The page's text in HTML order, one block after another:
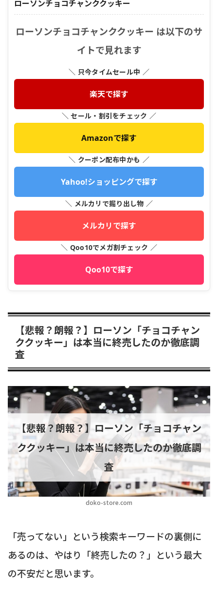
ローソンチョコチャンククッキー
ローソンチョコチャンククッキー は以下のサ
イトで見れます
＼ 只今タイムセール中 ／
楽天で探す
＼ セール・割引をチェック ／
Amazonで探す
＼ クーポン配布中かも ／
Yahoo!ショッピングで探す
＼ メルカリで掘り出し物 ／
メルカリで探す
＼ Qoo10でメガ割チェック ／
Qoo10で探す
【悲報？朗報？】ローソン「チョコチャン
ククッキー」は本当に終売したのか徹底調
査
doko-store.com
【悲報？朗報？】ローソン「チョコチャン
ククッキー」は本当に終売したのか徹底調
査
「売ってない」という検索キーワードの裏側に
あるのは、やはり「終売したの？」という最大
の不安だと思います。